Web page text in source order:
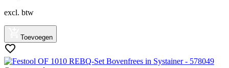
excl. btw
Toevoegen